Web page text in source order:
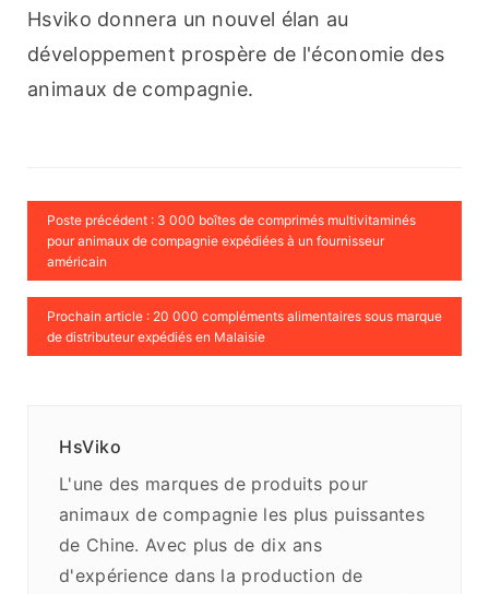
Hsviko donnera un nouvel élan au
développement prospère de l'économie des
animaux de compagnie.
Poste précédent : 3 000 boîtes de comprimés multivitaminés
pour animaux de compagnie expédiées à un fournisseur
américain
Prochain article : 20 000 compléments alimentaires sous marque
de distributeur expédiés en Malaisie
HsViko
L'une des marques de produits pour
animaux de compagnie les plus puissantes
de Chine. Avec plus de dix ans
d'expérience dans la production de